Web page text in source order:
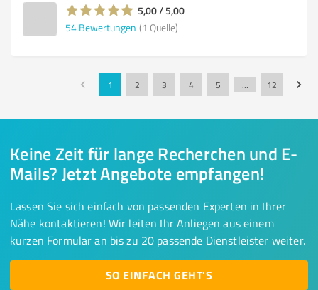
5,00 / 5,00
54 Bewertungen (1 Quelle)
1 2 3 4 5 … 12
Keine Zeit für lange Recherchen und E-
Mails? Jetzt Angebote empfangen!
Lassen Sie sich einfach von passenden Experten in Ihrer
Nähe kontaktieren! Wir leiten Ihr Anliegen aus einem
kurzen Formular an bis zu 20 passende Dienstleister weiter.
SO EINFACH GEHT'S